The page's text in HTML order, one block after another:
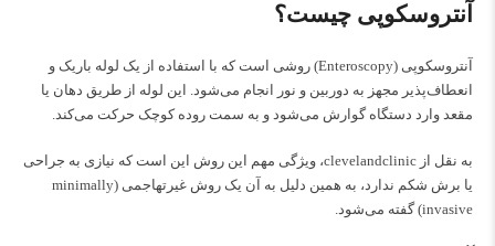
آنتروسکوپی چیست؟
آنتروسکوپی (Enteroscopy) روشی است که با استفاده از یک لوله باریک و
انعطاف‌پذیر مجهز به دوربین و نور انجام می‌شود. این لوله از طریق دهان یا
مقعد وارد دستگاه گوارش می‌شود و به سمت روده کوچک حرکت می‌کند.
به نقل از clevelandclinic، ویژگی مهم این روش این است که نیازی به جراحی
یا برش شکم ندارد، به همین دلیل به آن یک روش غیرتهاجمی (minimally
invasive) گفته می‌شود.